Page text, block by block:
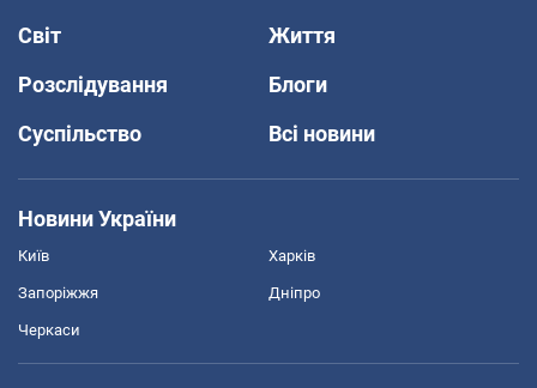
Світ
Життя
Розслідування
Блоги
Суспільство
Всі новини
Новини України
Київ Харків
Запоріжжя Дніпро
Черкаси